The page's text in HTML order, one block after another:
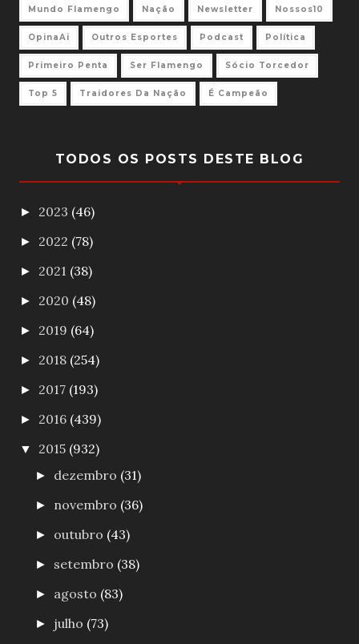
Mundo Flamengo Nação Newsletter Nossos10
OpinaAi Outros Esportes Podcast Política
Primeiro Penta Ser Flamengo Sócio Torcedor
Top 5 Traidores Da Nação É Campeão
TODOS OS POSTS DESTE BLOG
► 2023 (46)
► 2022 (78)
► 2021 (38)
► 2020 (48)
► 2019 (64)
► 2018 (254)
► 2017 (193)
► 2016 (439)
▼ 2015 (932)
► dezembro (31)
► novembro (36)
► outubro (43)
► setembro (38)
► agosto (83)
► julho (73)